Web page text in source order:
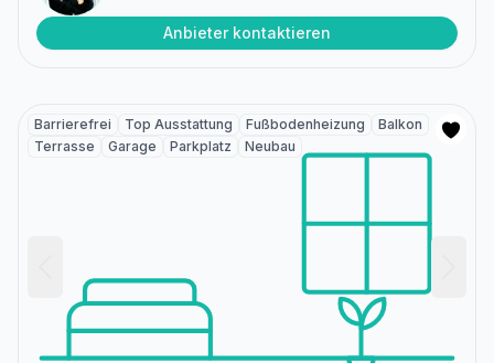
Anbieter kontaktieren
Barrierefrei Top Ausstattung Fußbodenheizung
Balkon
Terrasse
Garage Parkplatz Neubau